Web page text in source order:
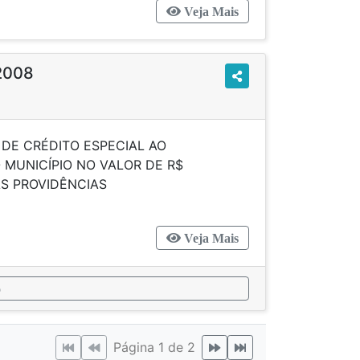
Veja Mais
CRÉDITO ESPECIAL AO
NO VALOR DE R$
PROVIDÊNCIAS
Veja Mais
Página 1 de 2